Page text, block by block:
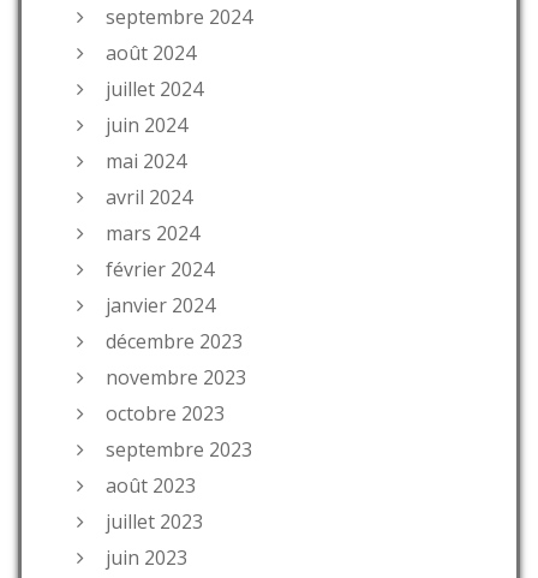
septembre 2024
août 2024
juillet 2024
juin 2024
mai 2024
avril 2024
mars 2024
février 2024
janvier 2024
décembre 2023
novembre 2023
octobre 2023
septembre 2023
août 2023
juillet 2023
juin 2023